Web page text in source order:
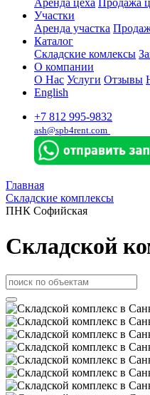
Аренда цеха Продажа
Участки
Аренда участка
Каталог
Складские комлексы
О компании
О Нас Услуги Отзывы
English
+7 812 995-9832
ash@spb4rent.com
Главная
Складские комплексы
ПНК Софийская
Складской